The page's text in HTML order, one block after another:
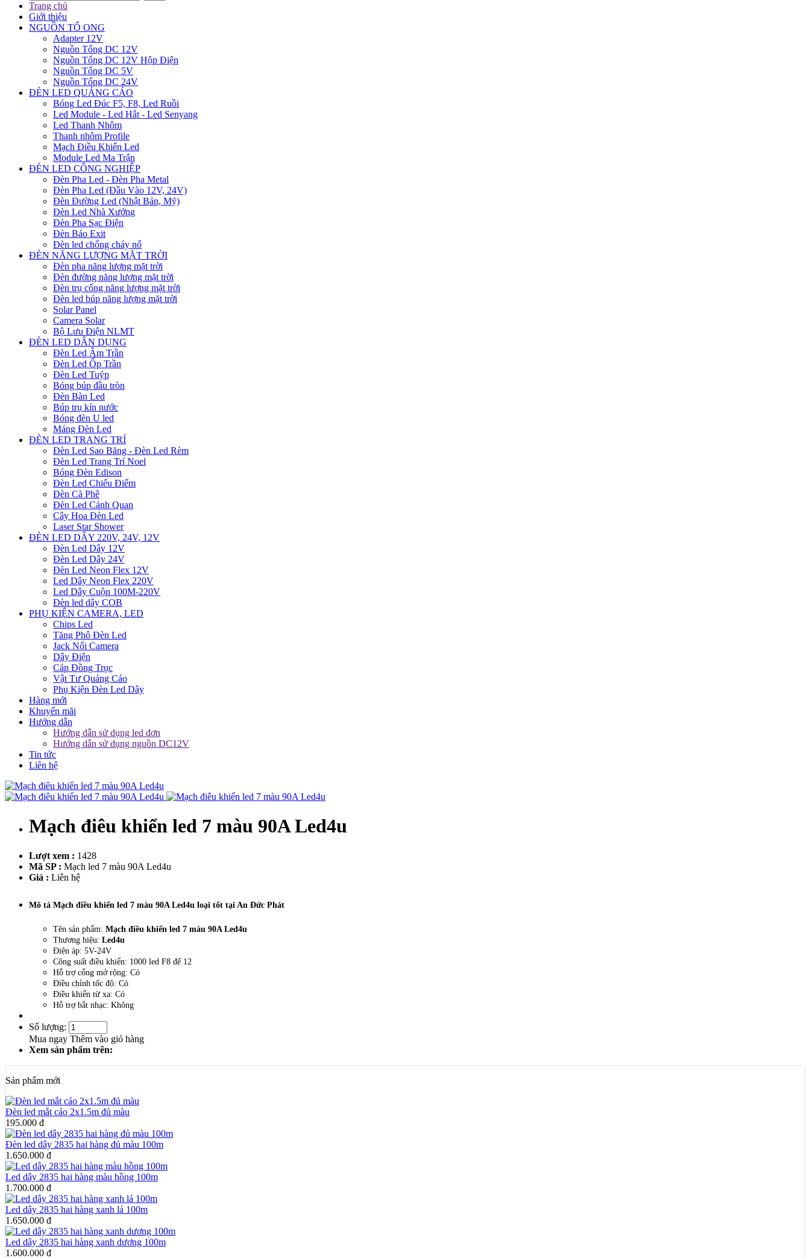
Trang chủ
Giới thiệu
NGUỒN TỔ ONG
Adapter 12V
Nguồn Tổng DC 12V
Nguồn Tổng DC 12V Hộp Điện
Nguồn Tổng DC 5V
Nguồn Tổng DC 24V
ĐÈN LED QUẢNG CÁO
Bóng Led Đúc F5, F8, Led Ruồi
Led Module - Led Hắt - Led Senyang
Led Thanh Nhôm
Thanh nhôm Profile
Mạch Điều Khiển Led
Module Led Ma Trận
ĐÈN LED CÔNG NGHIỆP
Đèn Pha Led - Đèn Pha Metal
Đèn Pha Led (Đầu Vào 12V, 24V)
Đèn Đường Led (Nhật Bản, Mỹ)
Đèn Led Nhà Xưởng
Đèn Pha Sạc Điện
Đèn Báo Exit
Đèn led chống cháy nổ
ĐÈN NĂNG LƯỢNG MẶT TRỜI
Đèn pha năng lượng mặt trời
Đèn đường năng lượng mặt trời
Đèn trụ cổng năng lượng mặt trời
Đèn led búp năng lượng mặt trời
Solar Panel
Camera Solar
Bộ Lưu Điện NLMT
ĐÈN LED DÂN DỤNG
Đèn Led Âm Trần
Đèn Led Ốp Trần
Đèn Led Tuýp
Bóng búp đầu tròn
Đèn Bàn Led
Búp trụ kín nước
Bóng đèn U led
Máng Đèn Led
ĐÈN LED TRANG TRÍ
Đèn Led Sao Băng - Đèn Led Rèm
Đèn Led Trang Trí Noel
Bóng Đèn Edison
Đèn Led Chiếu Điểm
Đèn Cà Phê
Đèn Led Cảnh Quan
Cây Hoa Đèn Led
Laser Star Shower
ĐÈN LED DÂY 220V, 24V, 12V
Đèn Led Dây 12V
Đèn Led Dây 24V
Đèn Led Neon Flex 12V
Led Dây Neon Flex 220V
Led Dây Cuộn 100M-220V
Đèn led dây COB
PHỤ KIỆN CAMERA, LED
Chips Led
Tăng Phô Đèn Led
Jack Nối Camera
Dây Điện
Cáp Đồng Trục
Vật Tư Quảng Cáo
Phụ Kiện Đèn Led Dây
Hàng mới
Khuyến mãi
Hướng dẫn
Hướng dẫn sử dụng led đơn
Hướng dẫn sử dụng nguồn DC12V
Tin tức
Liên hệ
Mạch điêu khiển led 7 màu 90A Led4u
Lượt xem : 1428
Mã SP : Mạch led 7 màu 90A Led4u
Giá : Liên hệ
Mô tả Mạch điều khiển led 7 màu 90A Led4u loại tốt tại An Đức Phát
Tên sản phẩm: Mạch điều khiển led 7 màu 90A Led4u
Thương hiệu: Led4u
Điện áp: 5V-24V
Công suất điều khiển: 1000 led F8 đế 12
Hỗ trợ cổng mở rộng: Có
Điều chỉnh tốc độ: Có
Điều khiển từ xa: Có
Hỗ trợ bắt nhạc: Không
Số lượng:
Mua ngay Thêm vào giỏ hàng
Xem sản phẩm trên:
Sản phẩm mới
Đèn led mắt cáo 2x1.5m đủ màu
195.000 đ
Đèn led dây 2835 hai hàng đủ màu 100m
1.650.000 đ
Led dây 2835 hai hàng màu hồng 100m
1.700.000 đ
Led dây 2835 hai hàng xanh lá 100m
1.650.000 đ
Led dây 2835 hai hàng xanh dương 100m
1.600.000 đ